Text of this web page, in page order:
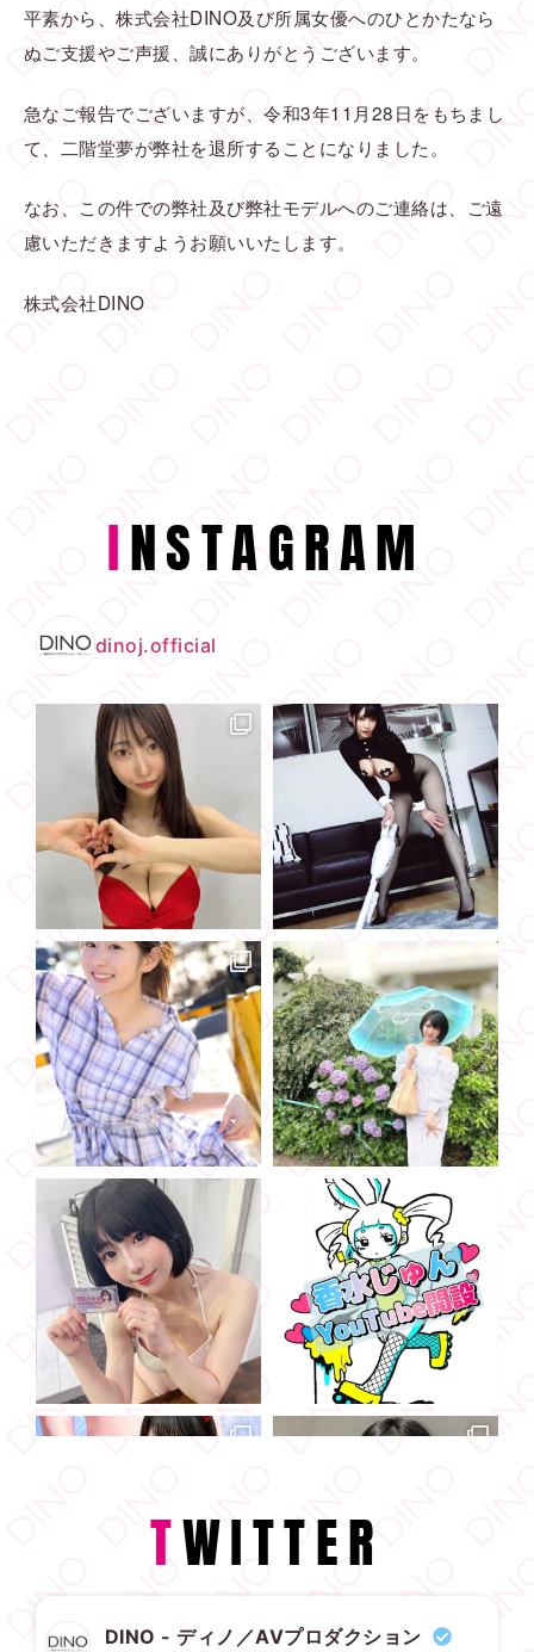
平素から、株式会社DINO及び所属女優へのひとかたなら
ぬご支援やご声援、誠にありがとうございます。
急なご報告でございますが、令和3年11月28日をもちまし
て、二階堂夢が弊社を退所することになりました。
なお、この件での弊社及び弊社モデルへのご連絡は、ご遠
慮いただきますようお願いいたします。
株式会社DINO
INSTAGRAM
dinoj.official
TWITTER
DINO - ディノ／AVプロダクション